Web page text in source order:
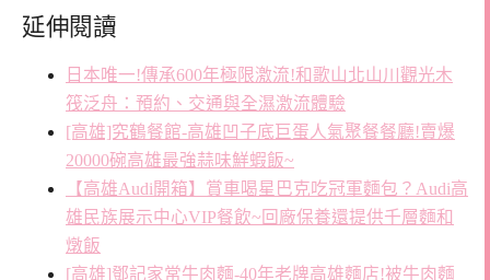
延伸閱讀
日本唯一!傳承600年極限激流!和歌山北山川觀光木
筏泛舟：預約、交通與全濕激流體驗
[高雄]究鶴餐館-高雄凹子底巨蛋人氣聚餐餐廳!賣爆
20000碗高雄最強蒜味鮮蝦飯~
【高雄Audi開箱】賞車喝星巴克吃冠軍麵包？Audi高
雄民族展示中心VIP餐飲~回廠保養還提供千層麵和
燉飯
[高雄]鄧記家常牛肉麵-40年老牌高雄麵店!被牛肉麵